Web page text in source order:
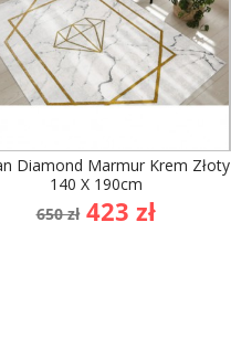
Diamond Marmur Krem Złoty
140 X 190cm
Cena
podstawowa
650 zł Cena
423 zł